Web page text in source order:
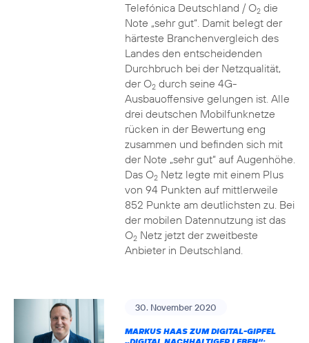
Telefónica Deutschland / O2die
Note „sehr gut“. Damit belegt der
härteste Branchenvergleich des
Landes den entscheidenden
Durchbruch bei der Netzqualität,
der O2durch seine 4G-
Ausbauoffensive gelungen ist. Alle
drei deutschen Mobilfunknetze
rücken in der Bewertung eng
zusammen und befinden sich mit
der Note „sehr gut“ auf Augenhöhe.
Das O2Netz legte mit einem Plus
von 94 Punkten auf mittlerweile
852 Punkte am deutlichsten zu. Bei
der mobilen Datennutzung ist das
O2Netz jetzt der zweitbeste
Anbieter in Deutschland.
30. November 2020
MARKUS HAAS ZUM DIGITAL-GIPFEL